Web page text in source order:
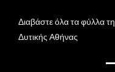
Διαβάστε όλα τα φύλλα
Δυτικής Αθήνας